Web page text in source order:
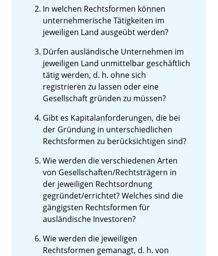
In welchen Rechtsformen können
unternehmerische Tätigkeiten im
jeweiligen Land ausgeübt werden?
Dürfen ausländische Unternehmen im
jeweiligen Land unmittelbar geschäftlich
tätig werden, d. h. ohne sich
registrieren zu lassen oder eine
Gesellschaft gründen zu müssen?
Gibt es Kapitalanforderungen, die bei
der Gründung in unterschiedlichen
Rechtsformen zu berücksichtigen sind?
Wie werden die verschiedenen Arten
von Gesellschaften/Rechtsträgern in
der jeweiligen Rechtsordnung
gegründet/errichtet? Welches sind die
gängigsten Rechtsformen für
ausländische Investoren?
Wie werden die jeweiligen
Rechtsformen gemanagt, d. h. von